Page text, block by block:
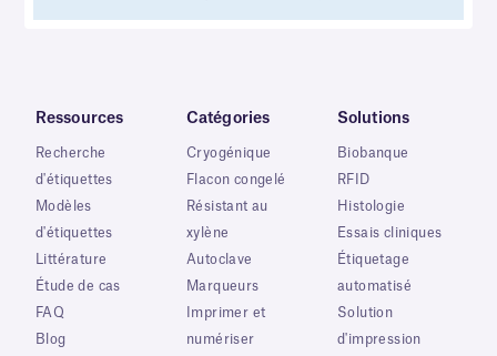
Ressources
Recherche
d'étiquettes
Modèles
d'étiquettes
Littérature
Étude de cas
FAQ
Blog
Catégories
Cryogénique
Flacon congelé
Résistant au
xylène
Autoclave
Marqueurs
Imprimer et
numériser
Solutions
Biobanque
RFID
Histologie
Essais cliniques
Étiquetage
automatisé
Solution
d'impression